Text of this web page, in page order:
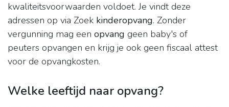
kwaliteitsvoorwaarden voldoet. Je vindt deze
adressen op via Zoek kinderopvang. Zonder
vergunning mag een opvang geen baby's of
peuters opvangen en krijg je ook geen fiscaal attest
voor de opvangkosten.
Welke leeftijd naar opvang?